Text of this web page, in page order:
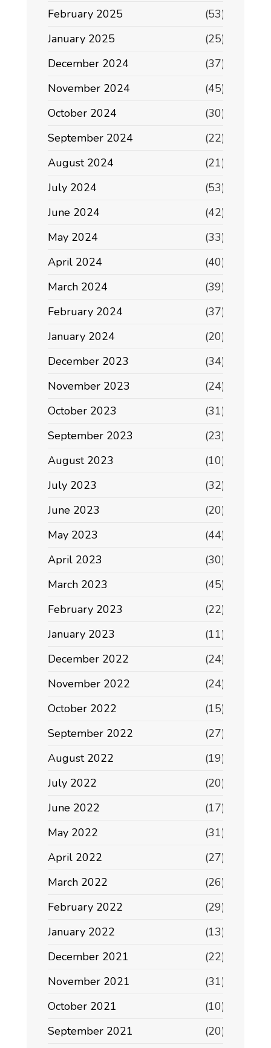
February 2025
(53)
January 2025
(25)
December 2024
(37)
November 2024
(45)
October 2024
(30)
September 2024
(22)
August 2024
(21)
July 2024
(53)
June 2024
(42)
May 2024
(33)
April 2024
(40)
March 2024
(39)
February 2024
(37)
January 2024
(20)
December 2023
(34)
November 2023
(24)
October 2023
(31)
September 2023
(23)
August 2023
(10)
July 2023
(32)
June 2023
(20)
May 2023
(44)
April 2023
(30)
March 2023
(45)
February 2023
(22)
January 2023
(11)
December 2022
(24)
November 2022
(24)
October 2022
(15)
September 2022
(27)
August 2022
(19)
July 2022
(20)
June 2022
(17)
May 2022
(31)
April 2022
(27)
March 2022
(26)
February 2022
(29)
January 2022
(13)
December 2021
(22)
November 2021
(31)
October 2021
(10)
September 2021
(20)